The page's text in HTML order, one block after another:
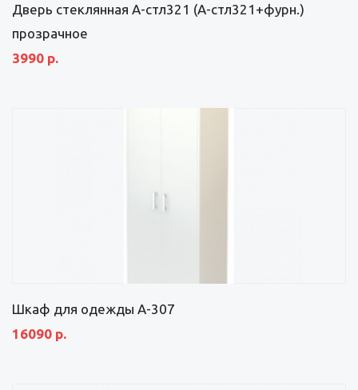
Дверь стеклянная А-стл321 (А-стл321+фурн.)
прозрачное
3990 р.
Шкаф для одежды А-307
16090 р.